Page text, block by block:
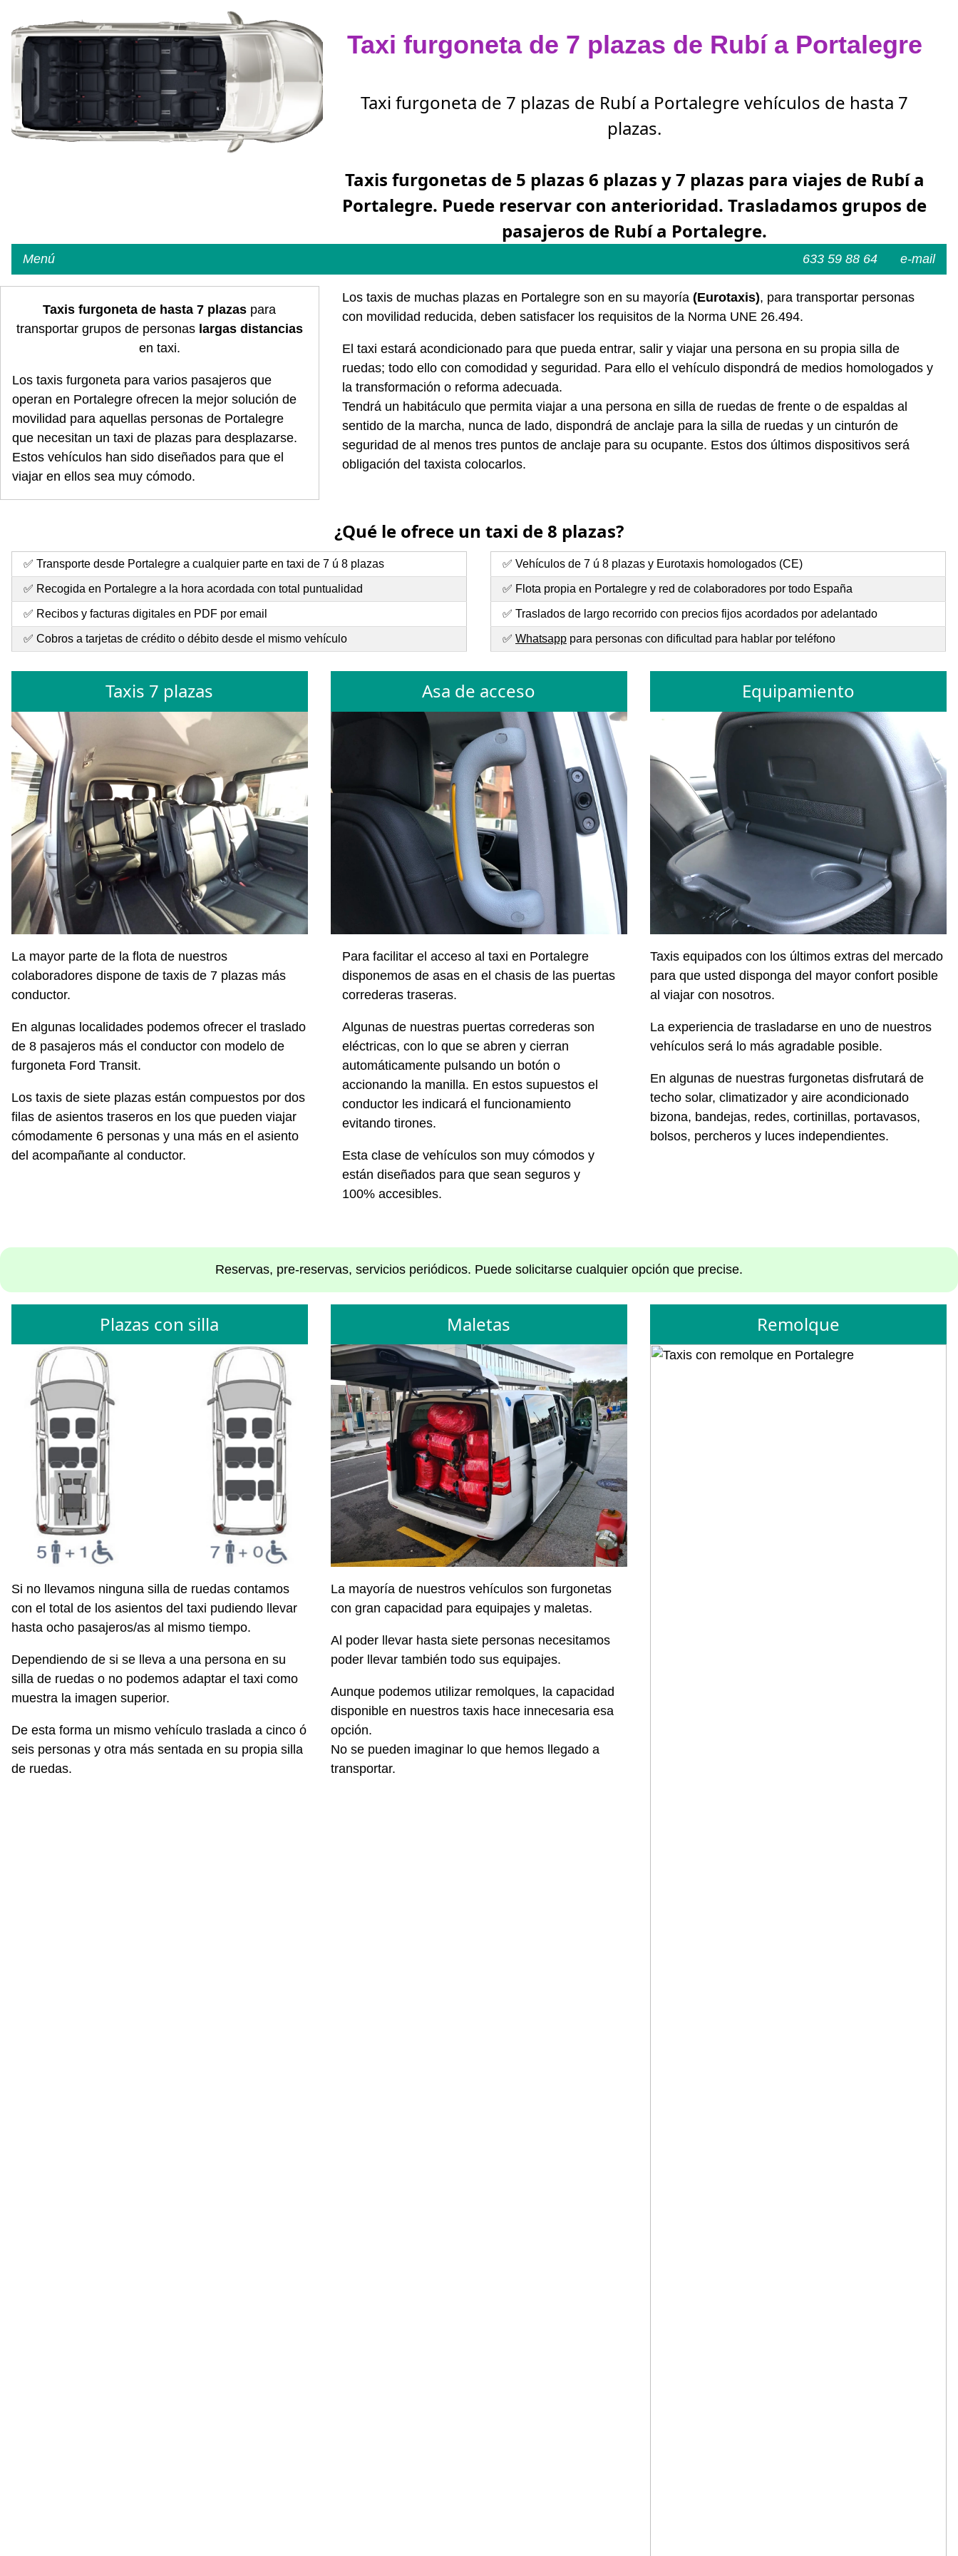
Taxi furgoneta de 7 plazas de Rubí a Portalegre
Taxi furgoneta de 7 plazas de Rubí a Portalegre vehículos de hasta 7
plazas.
Taxis furgonetas de 5 plazas 6 plazas y 7 plazas para viajes de Rubí a
Portalegre. Puede reservar con anterioridad. Trasladamos grupos de
pasajeros de Rubí a Portalegre.
e-mail
633 59 88 64
Menú
Taxis furgoneta de hasta 7 plazas para
transportar grupos de personas largas distancias
en taxi.
Los taxis furgoneta para varios pasajeros que
operan en Portalegre ofrecen la mejor solución de
movilidad para aquellas personas de Portalegre
que necesitan un taxi de plazas para desplazarse.
Estos vehículos han sido diseñados para que el
viajar en ellos sea muy cómodo.
Los taxis de muchas plazas en Portalegre son en su mayoría (Eurotaxis), para transportar personas
con movilidad reducida, deben satisfacer los requisitos de la Norma UNE 26.494.
El taxi estará acondicionado para que pueda entrar, salir y viajar una persona en su propia silla de
ruedas; todo ello con comodidad y seguridad. Para ello el vehículo dispondrá de medios homologados y
la transformación o reforma adecuada.
Tendrá un habitáculo que permita viajar a una persona en silla de ruedas de frente o de espaldas al
sentido de la marcha, nunca de lado, dispondrá de anclaje para la silla de ruedas y un cinturón de
seguridad de al menos tres puntos de anclaje para su ocupante. Estos dos últimos dispositivos será
obligación del taxista colocarlos.
¿Qué le ofrece un taxi de 8 plazas?
✅ Transporte desde Portalegre a cualquier parte en taxi de 7 ú 8 plazas
✅ Recogida en Portalegre a la hora acordada con total puntualidad
✅ Recibos y facturas digitales en PDF por email
✅ Cobros a tarjetas de crédito o débito desde el mismo vehículo
✅ Vehículos de 7 ú 8 plazas y Eurotaxis homologados (CE)
✅ Flota propia en Portalegre y red de colaboradores por todo España
✅ Traslados de largo recorrido con precios fijos acordados por adelantado
✅ Whatsapppara personas con dificultad para hablar por teléfono
Taxis 7 plazas
La mayor parte de la flota de nuestros
colaboradores dispone de taxis de 7 plazas más
conductor.
En algunas localidades podemos ofrecer el traslado
de 8 pasajeros más el conductor con modelo de
furgoneta Ford Transit.
Los taxis de siete plazas están compuestos por dos
filas de asientos traseros en los que pueden viajar
cómodamente 6 personas y una más en el asiento
del acompañante al conductor.
Asa de acceso
Para facilitar el acceso al taxi en Portalegre
disponemos de asas en el chasis de las puertas
correderas traseras.
Algunas de nuestras puertas correderas son
eléctricas, con lo que se abren y cierran
automáticamente pulsando un botón o
accionando la manilla. En estos supuestos el
conductor les indicará el funcionamiento
evitando tirones.
Esta clase de vehículos son muy cómodos y
están diseñados para que sean seguros y
100% accesibles.
Equipamiento
Taxis equipados con los últimos extras del mercado
para que usted disponga del mayor confort posible
al viajar con nosotros.
La experiencia de trasladarse en uno de nuestros
vehículos será lo más agradable posible.
En algunas de nuestras furgonetas disfrutará de
techo solar, climatizador y aire acondicionado
bizona, bandejas, redes, cortinillas, portavasos,
bolsos, percheros y luces independientes.
Reservas, pre-reservas, servicios periódicos. Puede solicitarse cualquier opción que precise.
Plazas con silla
Si no llevamos ninguna silla de ruedas contamos
con el total de los asientos del taxi pudiendo llevar
hasta ocho pasajeros/as al mismo tiempo.
Dependiendo de si se lleva a una persona en su
silla de ruedas o no podemos adaptar el taxi como
muestra la imagen superior.
De esta forma un mismo vehículo traslada a cinco ó
seis personas y otra más sentada en su propia silla
de ruedas.
Maletas
La mayoría de nuestros vehículos son furgonetas
con gran capacidad para equipajes y maletas.
Al poder llevar hasta siete personas necesitamos
poder llevar también todo sus equipajes.
Aunque podemos utilizar remolques, la capacidad
disponible en nuestros taxis hace innecesaria esa
opción.
No se pueden imaginar lo que hemos llegado a
transportar.
Remolque